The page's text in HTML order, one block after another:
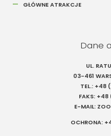
GŁÓWNE ATRAKCJE
Dane
UL.
03-461
TEL.: +48
FAKS: +48
E-MAIL:
OCHRONA: